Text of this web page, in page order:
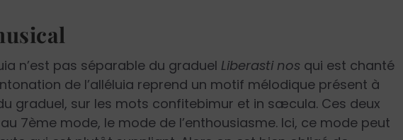
n’est pas séparable du graduel Liberasti nos qui est chanté
de l’alléluia reprend un motif mélodique présent à
graduel, sur les mots confitebimur et in sæcula. Ces deux
7ème mode, le mode de l’enthousiasme. Ici, ce mode peut